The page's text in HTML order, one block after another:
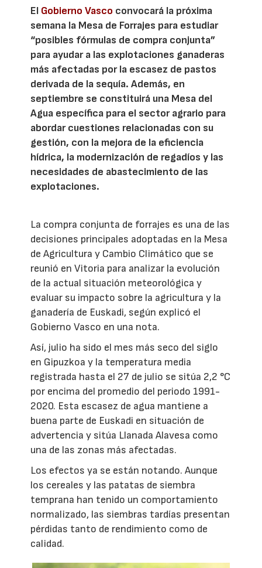
El Gobierno Vasco convocará la próxima
semana la Mesa de Forrajes para estudiar
“posibles fórmulas de compra conjunta”
para ayudar a las explotaciones ganaderas
más afectadas por la escasez de pastos
derivada de la sequía. Además, en
septiembre se constituirá una Mesa del
Agua específica para el sector agrario para
abordar cuestiones relacionadas con su
gestión, con la mejora de la eficiencia
hídrica, la modernización de regadíos y las
necesidades de abastecimiento de las
explotaciones.
La compra conjunta de forrajes es una de las
decisiones principales adoptadas en la Mesa
de Agricultura y Cambio Climático que se
reunió en Vitoria para analizar la evolución
de la actual situación meteorológica y
evaluar su impacto sobre la agricultura y la
ganadería de Euskadi, según explicó el
Gobierno Vasco en una nota.
Así, julio ha sido el mes más seco del siglo
en Gipuzkoa y la temperatura media
registrada hasta el 27 de julio se sitúa 2,2 °C
por encima del promedio del periodo 1991-
2020. Esta escasez de agua mantiene a
buena parte de Euskadi en situación de
advertencia y sitúa Llanada Alavesa como
una de las zonas más afectadas.
Los efectos ya se están notando. Aunque
los cereales y las patatas de siembra
temprana han tenido un comportamiento
normalizado, las siembras tardías presentan
pérdidas tanto de rendimiento como de
calidad.